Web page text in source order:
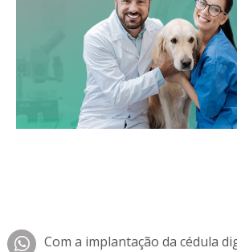
Com a implantação da cédula